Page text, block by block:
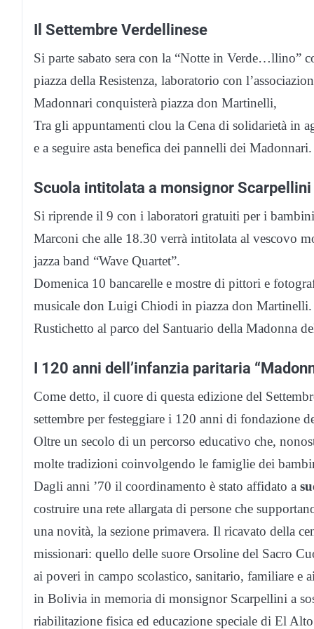
Il Settembre Verdellinese
Si parte sabato sera con la “Notte in Verde…llino”
piazza della Resistenza, laboratorio con
Madonnari conquisterà piazza don Martinelli,
Tra gli appuntamenti clou la Cena di solidarietà in
e a seguire asta benefica dei pannelli dei Madonnari.
Scuola intitolata a monsignor Scarpellini
Si riprende il 9 con i laboratori gratuiti per i
Marconi che alle 18.30 verrà intitolata al vescovo
jazza band “Wave Quartet”.
Domenica 10 bancarelle e mostre di pittori e
musicale don Luigi Chiodi in piazza don
Rustichetto al parco del Santuario della Madonna
I 120 anni dell’infanzia paritaria
Come detto, il cuore di questa edizione del
settembre per festeggiare i 120 anni di fondazione
Oltre un secolo di un percorso educativo che,
molte tradizioni coinvolgendo le famiglie dei
Dagli anni ’70 il coordinamento è stato affidato a
costruire una rete allargata di persone che
una novità, la sezione primavera. Il ricavato della
missionari: quello delle suore Orsoline del Sacro
ai poveri in campo scolastico, sanitario, familiare e
in Bolivia in memoria di monsignor Scarpellini a
riabilitazione fisica ed educazione speciale di El